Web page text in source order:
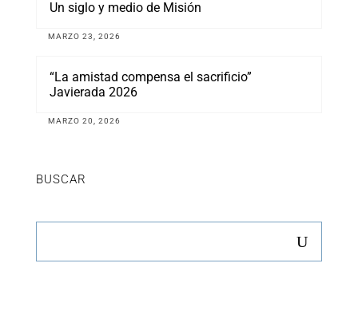
Un siglo y medio de Misión
MARZO 23, 2026
“La amistad compensa el sacrificio”
Javierada 2026
MARZO 20, 2026
BUSCAR